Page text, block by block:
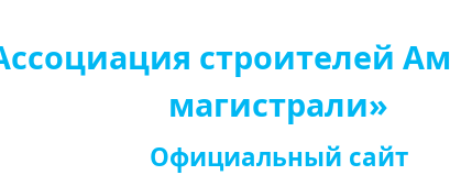
строителей
магистрали»
Официальный сайт